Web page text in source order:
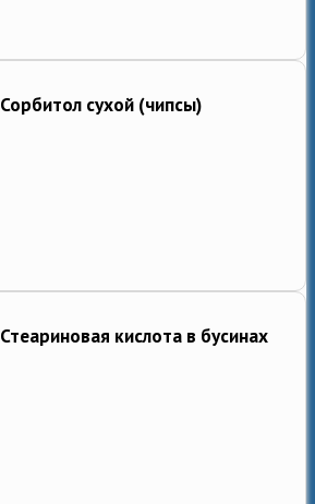
Сорбитол сухой (чипсы)
Стеариновая кислота в бусинах